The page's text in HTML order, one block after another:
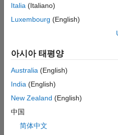
Italia (Italiano)
Luxembourg (English)
아시아 태평양
Australia (English)
India (English)
New Zealand (English)
中国
简体中文
Accelerating the pace of engineering
다운로드 및 구매
사용 방법
회사 정보